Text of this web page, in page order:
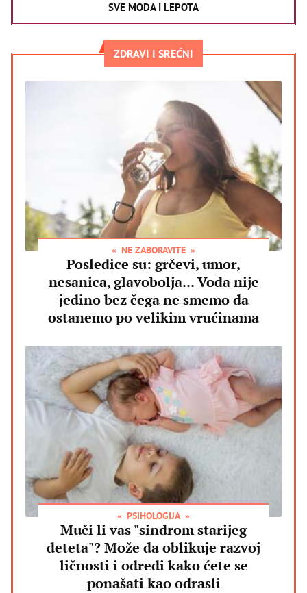
SVE MODA I LEPOTA
ZDRAVI I SREĆNI
NE ZABORAVITE
Posledice su: grčevi, umor,
nesanica, glavobolja... Voda nije
jedino bez čega ne smemo da
ostanemo po velikim vrućinama
PSIHOLOGIJA
Muči li vas "sindrom starijeg
deteta"? Može da oblikuje razvoj
ličnosti i odredi kako ćete se
ponašati kao odrasli